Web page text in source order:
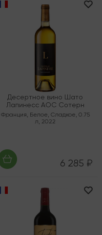
Десертное вино Шато
Лапинесс AOC Сотерн
Франция, Белое, Сладкое, 0.75
л, 2022
6 285 ₽